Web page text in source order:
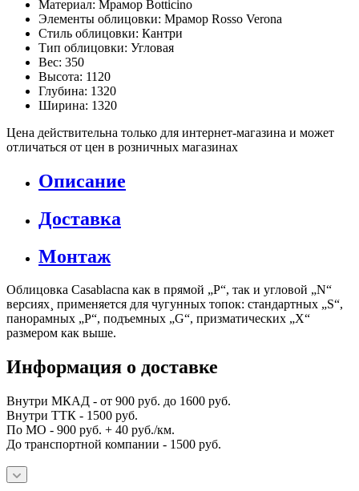
Материал: Мрамор Botticino
Элементы облицовки: Мрамор Rosso Verona
Стиль облицовки: Кантри
Тип облицовки: Угловая
Вес: 350
Высота: 1120
Глубина: 1320
Ширина: 1320
Цена действительна только для интернет-магазина и может
отличаться от цен в розничных магазинах
Описание
Доставка
Монтаж
Облицовка Casablacna как в прямой „P“, так и угловой „N“
версиях¸ применяется для чугунных топок: стандартных „S“,
панорамных „P“, подъемных „G“, призматических „X“
размером как выше.
Информация о доставке
Внутри МКАД - от 900 руб. до 1600 руб.
Внутри ТТК - 1500 руб.
По МО - 900 руб. + 40 руб./км.
До транспортной компании - 1500 руб.